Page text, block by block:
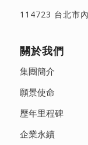
114723 台北市
關於我們
集團簡介
願景使命
歷年里程碑
企業永續